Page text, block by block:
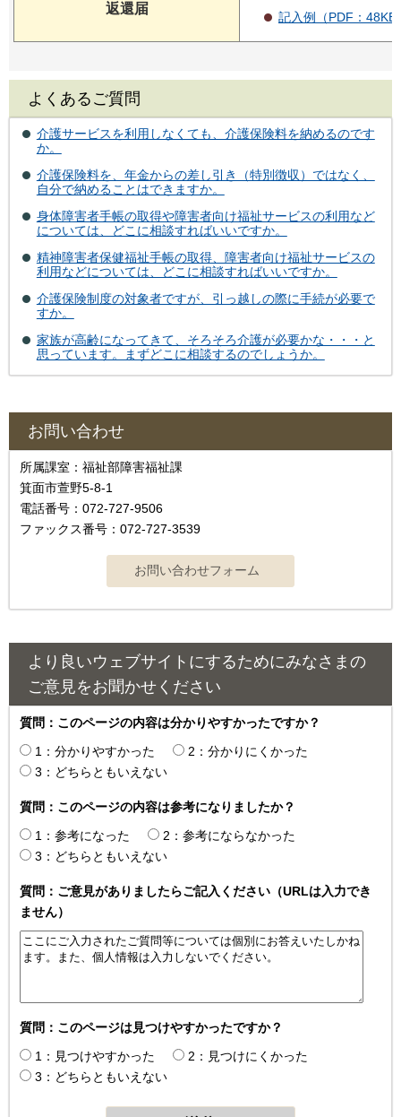
返還届
記入例（PDF：48KB
よくあるご質問
介護サービスを利用しなくても、介護保険料を納めるのです
か。
介護保険料を、年金からの差し引き（特別徴収）ではなく、
自分で納めることはできますか。
身体障害者手帳の取得や障害者向け福祉サービスの利用など
については、どこに相談すればいいですか。
精神障害者保健福祉手帳の取得、障害者向け福祉サービスの
利用などについては、どこに相談すればいいですか。
介護保険制度の対象者ですが、引っ越しの際に手続が必要で
すか。
家族が高齢になってきて、そろそろ介護が必要かな・・・と
思っています。まずどこに相談するのでしょうか。
お問い合わせ
所属課室：福祉部障害福祉課
箕面市萱野5-8-1
電話番号：072-727-9506
ファックス番号：072-727-3539
より良いウェブサイトにするためにみなさまの
ご意見をお聞かせください
質問：このページの内容は分かりやすかったですか？
1：分かりやすかった
2：分かりにくかった
3：どちらともいえない
質問：このページの内容は参考になりましたか？
1：参考になった
2：参考にならなかった
3：どちらともいえない
質問：ご意見がありましたらご記入ください（URLは入力でき
ません）
質問：このページは見つけやすかったですか？
1：見つけやすかった
2：見つけにくかった
3：どちらともいえない